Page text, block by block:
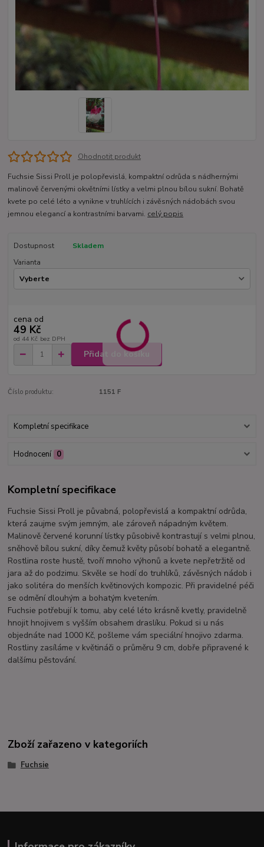
Ohodnotit produkt
Fuchsie Sissi Proll je polopřevislá, kompaktní odrůda s nádhernými
malinově červenými okvětními lístky a velmi plnou bílou sukní. Bohatě
kvete po celé léto a vynikne v truhlících i závěsných nádobách svou
jemnou elegancí a kontrastními barvami. celý popis
Dostupnost
Skladem
Varianta
cena od
49 Kč
od 44 Kč bez DPH
Přidat do košíku
Číslo produktu: 1151 F
Kompletní specifikace
Hodnocení 0
Kompletní specifikace
Fuchsie Sissi Proll je půvabná, polopřevislá a kompaktní odrůda,
která zaujme svým jemným, ale zároveň nápadným květem.
Malinově červené korunní lístky působivě kontrastují s velmi plnou,
sněhově bílou sukní, díky čemuž květy působí bohatě a elegantně.
Rostlina roste hustě, tvoří mnoho výhonů a kvete nepřetržitě od
jara až do podzimu. Skvěle se hodí do truhlíků, závěsných nádob i
jako solitéra do menších květinových kompozic. Při pravidelné péči
se odmění dlouhým a bohatým kvetením.
Fuchsie potřebují k tomu, aby celé léto krásně kvetly, pravidelně
hnojit hnojivem s vyšším obsahem draslíku. Pokud si u nás
objednáte nad 1000 Kč, pošleme vám speciální hnojivo zdarma.
Rostliny zasíláme v květináči o průměru 9 cm, dobře připravené k
dalšímu pěstování.
Zboží zařazeno v kategoriích
Fuchsie